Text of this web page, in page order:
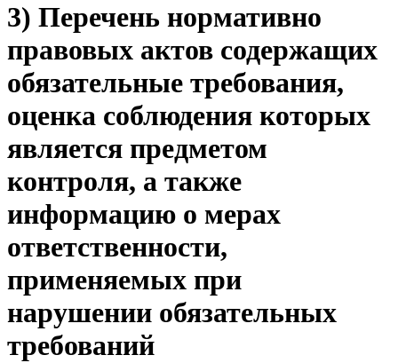
3) Перечень нормативно
правовых актов содержащих
обязательные требования,
оценка соблюдения которых
является предметом
контроля, а также
информацию о мерах
ответственности,
применяемых при
нарушении обязательных
требований